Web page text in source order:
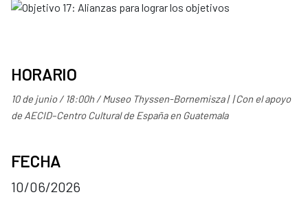
HORARIO
10 de junio / 18:00h / Museo Thyssen-Bornemisza | | Con el apoyo
de AECID–Centro Cultural de España en Guatemala
FECHA
10/06/2026